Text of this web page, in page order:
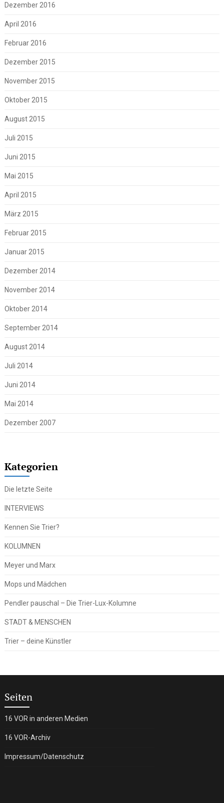
Dezember 2016
April 2016
Februar 2016
Dezember 2015
November 2015
Oktober 2015
August 2015
Juli 2015
Juni 2015
Mai 2015
April 2015
März 2015
Februar 2015
Januar 2015
Dezember 2014
November 2014
Oktober 2014
September 2014
August 2014
Juli 2014
Juni 2014
Mai 2014
Dezember 2007
Kategorien
Die letzte Seite
INTERVIEWS
Kennen Sie Trier?
KOLUMNEN
Meyer und Marx
Mops und Mädchen
Pendler pauschal – Die Trier-Lux-Kolumne
STADT & MENSCHEN
Trier – deine Künstler
Seiten
16 VOR in anderen Medien
16 VOR-Archiv
Impressum/Datenschutz